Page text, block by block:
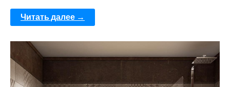
Читать далее →